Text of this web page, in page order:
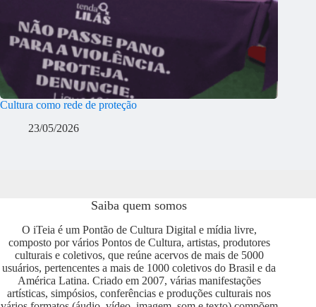
Cultura como rede de proteção
23/05/2026
Saiba quem somos
O iTeia é um Pontão de Cultura Digital e mídia livre,
composto por vários Pontos de Cultura, artistas, produtores
culturais e coletivos, que reúne acervos de mais de 5000
usuários, pertencentes a mais de 1000 coletivos do Brasil e da
América Latina. Criado em 2007, várias manifestações
artísticas, simpósios, conferências e produções culturais nos